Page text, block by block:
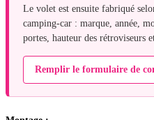
Le volet est ensuite fabriqué
camping-car : marque, année,
portes, hauteur des rétroviseurs
Remplir le formulaire de